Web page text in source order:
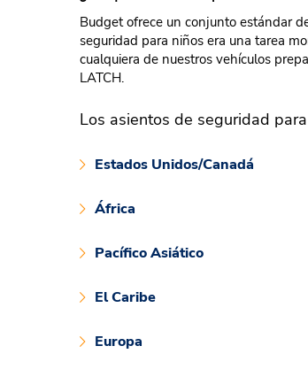
Budget ofrece un conjunto estándar
seguridad para niños era una tarea
cualquiera de nuestros vehículos
LATCH.
Los asientos de seguridad
Estados Unidos/Canadá
África
Pacífico Asiático
El Caribe
Europa